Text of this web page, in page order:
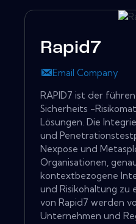
Rapid7
Email Company
RAPID7 ist der
Sicherheits -
Lösungen. Die
und
Nexpose und
Organisationen,
kontextbezogene
und Risikohaltung zu
von Rapid7 werden
Unternehmen und